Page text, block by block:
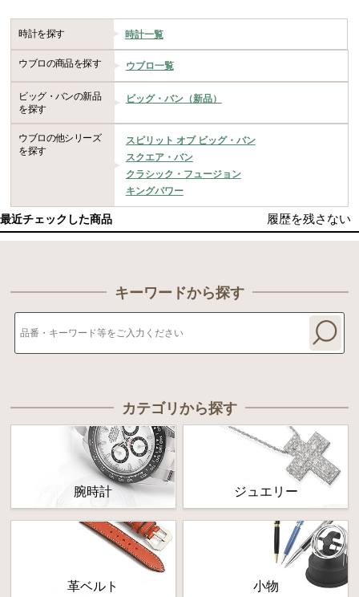
時計を探す 時計一覧
ウブロの商品を探す ウブロ一覧
ビッグ・バンの新品
を探す
ビッグ・バン（新品）
ウブロの他シリーズ
を探す
スピリット オブ ビッグ・バン
スクエア・バン
クラシック・フュージョン
キングパワー
最近チェックした商品 履歴を残さない
キーワードから探す
カテゴリから探す
腕時計 ジュエリー
革ベルト 小物